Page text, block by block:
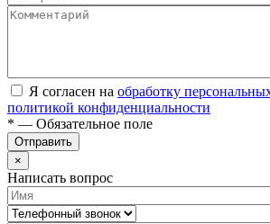
Я согласен на обработку
политикой конфиденциальности
* — Обязательное поле
Отправить
×
Написать вопрос